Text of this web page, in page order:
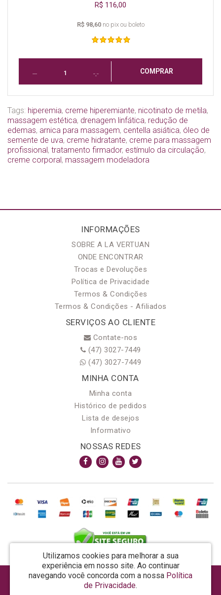
R$ 116,00
R$ 98,60no pix ou boleto
COMPRAR
Tags: hiperemia, creme hiperemiante, nicotinato de metila,
massagem estética, drenagem linfática, redução de
edemas, arnica para massagem, centella asiática, óleo de
semente de uva, creme hidratante, creme para massagem
profissional, tratamento firmador, estímulo da circulação,
creme corporal, massagem modeladora
INFORMAÇÕES
SOBRE A LA VERTUAN
ONDE ENCONTRAR
Trocas e Devoluções
Política de Privacidade
Termos & Condições
Termos & Condições - Afiliados
SERVIÇOS AO CLIENTE
Contate-nos
(47) 3027-7449
(47) 3027-7449
MINHA CONTA
Minha conta
Histórico de pedidos
Lista de desejos
Informativo
NOSSAS REDES
Utilizamos cookies para melhorar a sua
experiência em nosso site. Ao continuar
navegando você concorda com a nossa Política
de Privacidade.
AROMA & MAGIA MANUF DE PROD COSMECEUTICOS LTDA EPP - CNPJ: 81.362.295/0001-48
Rua da Prosperidade, 480 - Araquari - SC - CEP: 89245-000